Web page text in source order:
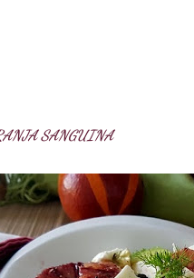
SANGUINA